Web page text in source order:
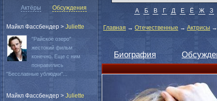
А Б В Г Д Е Ё Ж З
Главная → Отечественные → Актрисы
Биография
Актёры Обсуждения
Майкл Фассбендер > Juliette
"Райское озеро"
жестокий фильм
конечно. Еще с ним
понравились
"Бесславные ублюдки"...
Майкл Фассбендер > Juliette